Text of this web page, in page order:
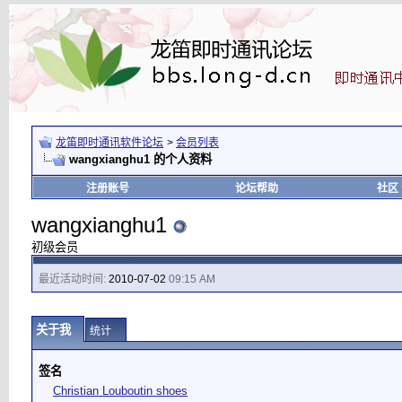
龙笛即时通讯软件论坛 > 会员列表
wangxianghu1 的个人资料
注册账号 论坛帮助 社区
wangxianghu1
初级会员
最近活动时间: 2010-07-02 09:15 AM
关于我 统计
签名
Christian Louboutin shoes